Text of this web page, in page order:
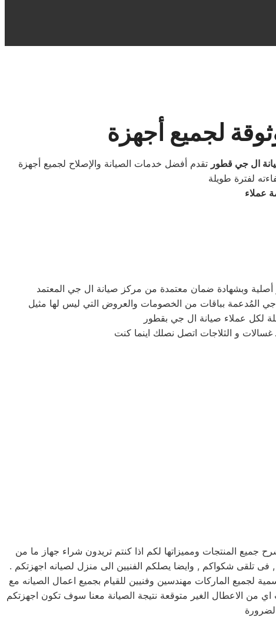
ال جي قطور تقدم أفضل خدمات الصيانة والإصلاح لجميع أجهزة LG المنزلية، سواء غسالات، ثلاجات أو ديب فريزر، من خلال فريق فنيين متخصص ومدرب على أعلى مستوى لضمان سرعة
عملاء
لكل عملاء صيانة ال جي بقطور
غسالات و الثلاجات اتصل نصلك اينما كنت
المنتجات ومميزاتها لكم اذا كنتم تريدون شراء جهاز ما من
يوجد فريق دعم فنى يقوم بصيانه جميع الاجهزه الكهربائيه, كما توفر لكم مرلكز صيانه ال جي خدمه 24 ساعه , فى تلقى شكواكم , وايضا يصلكم الفنيين الى منزل لصيانه اجهزتكم .
لجميع الماركات مهندسين وفنيين للقيام بجميع اعمال الصيانه مع
الاعطال الغير متوقعة نتيجة الصيانة معنا سوف تكون اجهزتكم